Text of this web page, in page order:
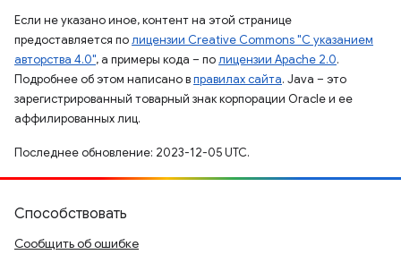
Если не указано иное, контент на этой странице
предоставляется полицензии Creative Commons "С указанием
авторства 4.0", а примеры кода – полицензии Apache 2.0.
Подробнее об этом написано вправилах сайта. Java – это
зарегистрированный товарный знак корпорации Oracle и ее
аффилированных лиц.
Последнее обновление: 2023-12-05 UTC.
Способствовать
Сообщить об ошибке